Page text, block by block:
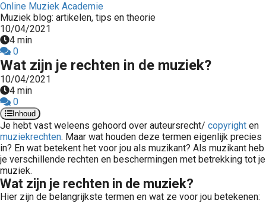
Online Muziek Academie
Muziek blog: artikelen, tips en theorie
10/04/2021
4 min
0
Wat zijn je rechten in de muziek?
10/04/2021
4 min
0
Inhoud
Je hebt vast weleens gehoord over auteursrecht/ copyright en
muziekrechten. Maar wat houden deze termen eigenlijk precies
in? En wat betekent het voor jou als muzikant? Als muzikant heb
je verschillende rechten en beschermingen met betrekking tot je
muziek.
Wat zijn je rechten in de muziek?
Hier zijn de belangrijkste termen en wat ze voor jou betekenen: